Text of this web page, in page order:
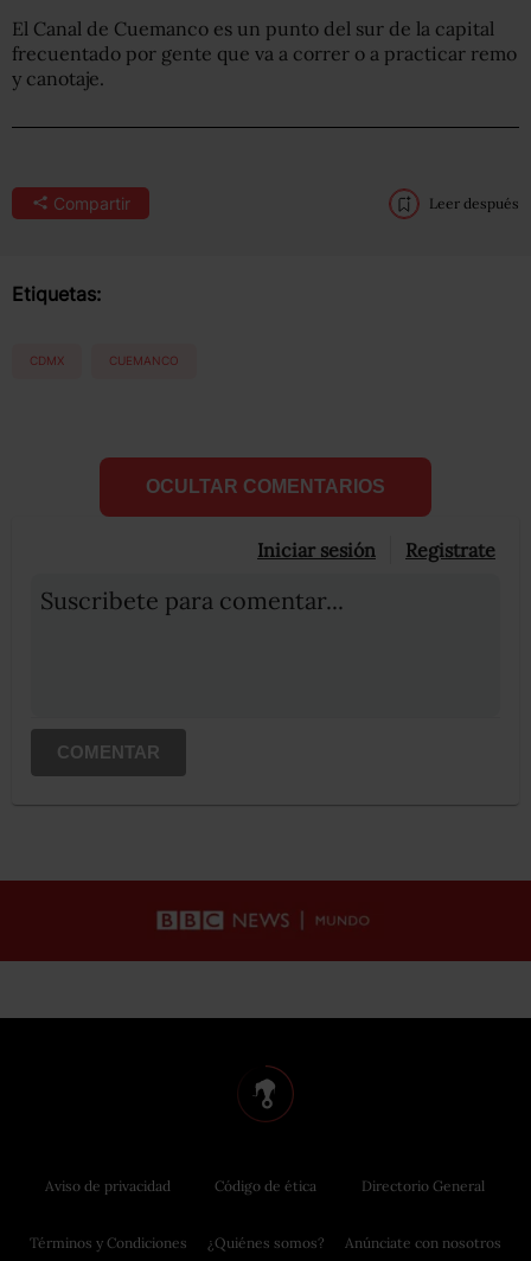
El Canal de Cuemanco es un punto del sur de la capital
frecuentado por gente que va a correr o a practicar remo
y canotaje.
Compartir Leer después
Etiquetas:
CDMX CUEMANCO
OCULTAR COMENTARIOS
Iniciar sesión Registrate
Suscribete para comentar...
COMENTAR
Aviso de privacidad
Términos y Condiciones
Código de ética
¿Quiénes somos?
Directorio General
Anúnciate con nosotros